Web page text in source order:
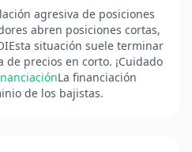
agresiva de posiciones
abren posiciones cortas,
situación suele terminar
precios en corto. ¡Cuidado
La financiación
de los bajistas.